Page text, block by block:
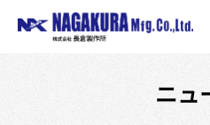
ニュ